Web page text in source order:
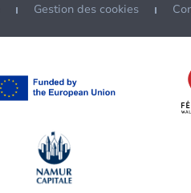
Gestion des cookies